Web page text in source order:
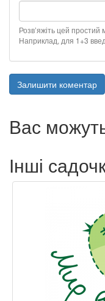
Розв’яжіть цей простий
Наприклад, для 1+3
Залишити коментар
Вас
Інші